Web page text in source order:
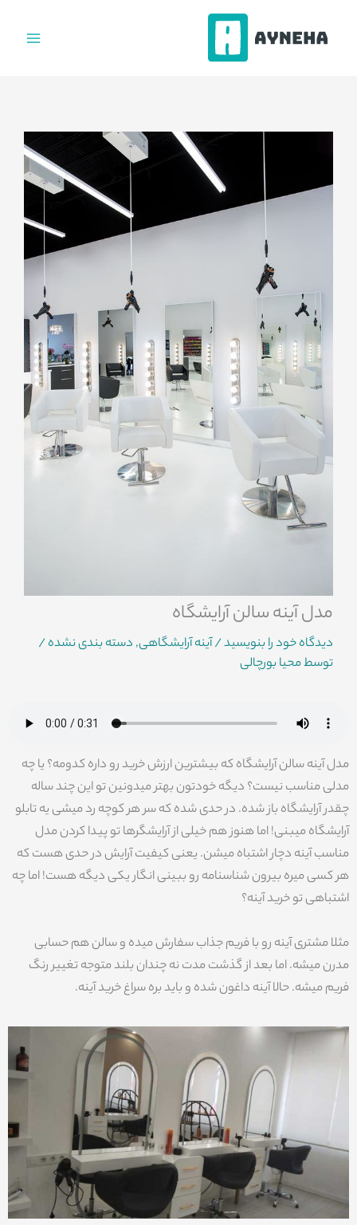
مدل آینه سالن آرایشگاه
دیدگاه‌ خود را بنویسید/آینه آرایشگاهی,دسته بندی نشده/
توسطمحیا بورچالی
مدل آینه سالن آرایشگاه که بیشترین ارزش خرید رو داره کدومه؟ یا چه
مدلی مناسب نیست؟ دیگه خودتون بهتر میدونین تو این چند ساله
چقدر آرایشگاه باز شده. در حدی شده که سر هر کوچه رد میشی یه تابلو
آرایشگاه میبنی! اما هنوز هم خیلی از آرایشگرها تو پیدا کردن مدل
مناسب آینه دچار اشتباه میشن. یعنی کیفیت آرایش در حدی هست که
هر کسی میره بیرون شناسنامه رو ببینی انگار یکی دیگه هست! اما چه
اشتباهی تو خرید آینه؟
مثلا مشتری آینه رو با فریم جذاب سفارش میده و سالن هم حسابی
مدرن میشه. اما بعد از گذشت مدت نه چندان بلند متوجه تغییر رنگ
فریم میشه. حالا آینه داغون شده و باید بره سراغ خرید آینه.